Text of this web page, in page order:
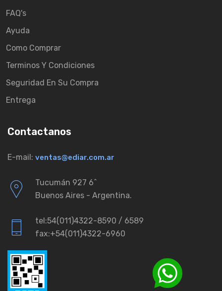
FAQ's
Ayuda
Como Comprar
Terminos Y Condiciones
Seguridad En Su Compra
Entrega
Contactanos
E-mail: ventas@ediar.com.ar
Tucumán 927 6ˆ
Buenos Aires - Argentina.
tel:54(011)4322-8590 / 6589
fax:+54(011)4322-6960